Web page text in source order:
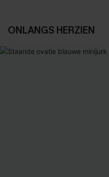
ONLANGS HERZIEN